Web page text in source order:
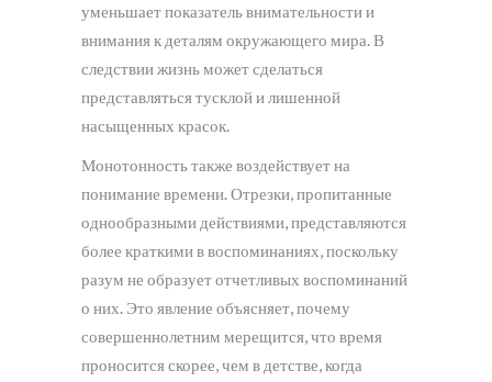
уменьшает показатель внимательности и
внимания к деталям окружающего мира. В
следствии жизнь может сделаться
представляться тусклой и лишенной
насыщенных красок.
Монотонность также воздействует на
понимание времени. Отрезки, пропитанные
однообразными действиями, представляются
более краткими в воспоминаниях, поскольку
разум не образует отчетливых воспоминаний
о них. Это явление объясняет, почему
совершеннолетним мерещится, что время
проносится скорее, чем в детстве, когда